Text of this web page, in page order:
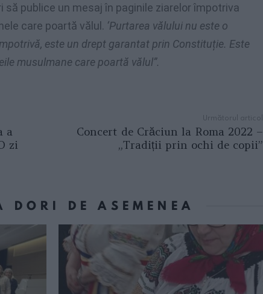
publice un mesaj în paginile ziarelor împotriva
care poartă vălul. ‘Purtarea vălului nu este o
este un drept garantat prin Constituție. Este
musulmane care poartă vălul”.
a
zi
Următorul articol
Concert de Crăciun la Roma 2022 –
„Tradiții prin ochi de copii”
DORI DE ASEMENEA